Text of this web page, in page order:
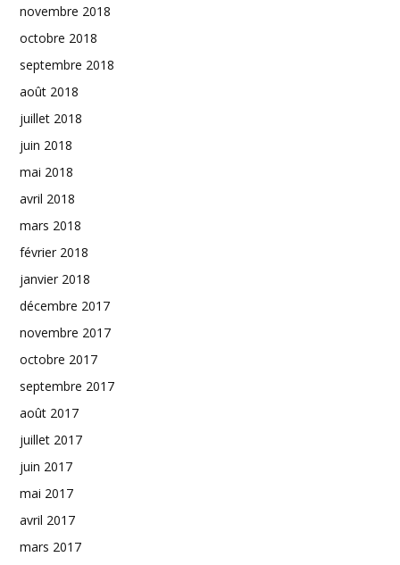
novembre 2018
octobre 2018
septembre 2018
août 2018
juillet 2018
juin 2018
mai 2018
avril 2018
mars 2018
février 2018
janvier 2018
décembre 2017
novembre 2017
octobre 2017
septembre 2017
août 2017
juillet 2017
juin 2017
mai 2017
avril 2017
mars 2017